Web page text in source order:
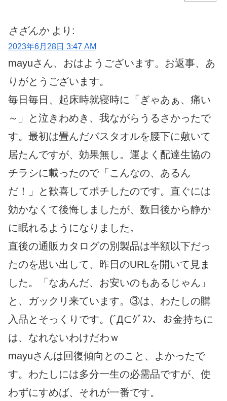
さざんか より:
2023年6月28日 3:47 AM
mayuさん、おはようございます。お返事、あ
りがとうございます。
毎日毎日、起床時就寝時に「ぎゃあぁ、痛い
～」と泣きわめき、我ながらうるさかったで
す。最初は畳んだバスタオルを腰下に敷いて
居たんですが、効果無し。運よく配達生協の
チラシに載ったので「こんなの、あるん
だ！」と歓喜してポチしたのです。直ぐには
効かなくて後悔しましたが、数日後から静か
に眠れるようになりました。
直後の通販カタログの別製品は半額以下だっ
たのを思い出して、昨日のURLを開いて見ま
した。「なあんだ、お安いのもあるじゃん」
と、ガックリ来ています。③は、わたしの購
入品とそっくりです。(´Д⊂ｸﾞｽﾝ、お金持ちに
は、なれないわけだわｗ
mayuさんは回復傾向とのこと、よかったで
す。わたしには多分一生の必需品ですが、使
わずにすめば、それが一番です。